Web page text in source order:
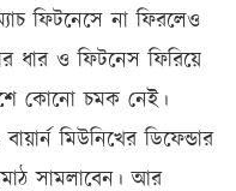
ফিটনেসে না ফিরলেও
ধার ও ফিটনেস ফিরিয়ে
কোনো চমক নেই।
মিউনিখের ডিফেন্ডার
সামলাবেন। আর